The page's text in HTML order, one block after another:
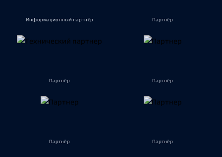
Информационный партнёр Партнёр
Партнёр Партнёр
Партнёр Партнёр